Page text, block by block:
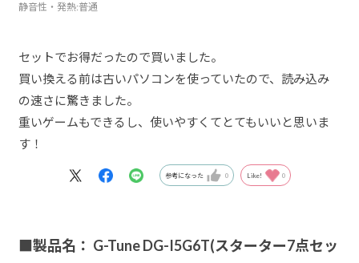
静音性・発熱:普通
セットでお得だったので買いました。
買い換える前は古いパソコンを使っていたので、読み込み
の速さに驚きました。
重いゲームもできるし、使いやすくてとてもいいと思いま
す！
参考になった 0 Like! 0
■製品名： G-Tune DG-I5G6T(スターター7点セッ